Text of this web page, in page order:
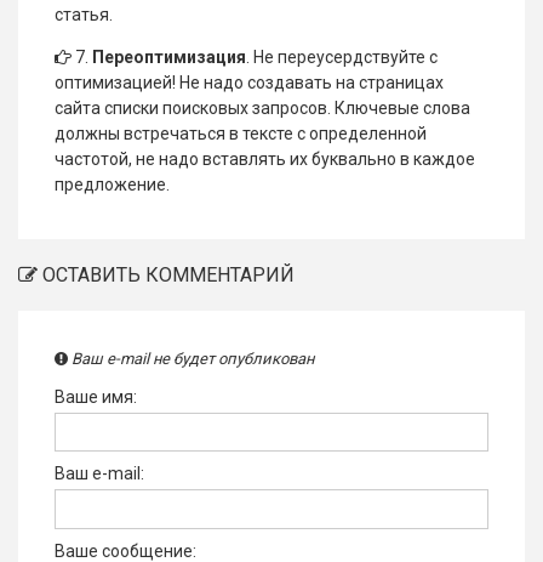
статья.
7. Переоптимизация . Не переусердствуйте с
оптимизацией! Не надо создавать на страницах
сайта списки поисковых запросов. Ключевые слова
должны встречаться в тексте с определенной
частотой, не надо вставлять их буквально в каждое
предложение.
ОСТАВИТЬ КОММЕНТАРИЙ
Ваш e-mail не будет опубликован
Ваше имя:
Ваш e-mail:
Ваше сообщение: